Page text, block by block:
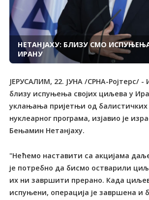
НЕТАНЈАХУ: БЛИЗУ СМО
ИРАНУ
ЈЕРУСАЛИМ, 22. ЈУНА /СРНА-Ројтерс/ -
близу испуњења својих циљева у
уклањања пријетњи од балистичких
нуклеарног програма, изјавио је
Бењамин Нетанјаху.
"Нећемо наставити са акцијама
је потребно да бисмо остварили
их ни завршити прерано. Када
испуњени, операција је завршена и